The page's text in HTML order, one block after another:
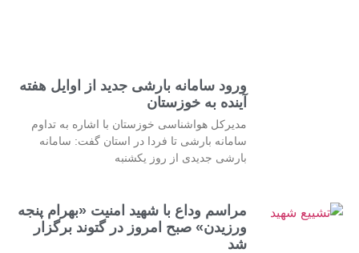
ورود سامانه بارشی جدید از اوایل هفته
آینده به خوزستان
مدیرکل هواشناسی خوزستان با اشاره به تداوم
سامانه بارشی تا فردا در استان گفت: سامانه
بارشی جدیدی از روز یکشنبه
مراسم وداع با شهید امنیت «بهرام پنجه
ورزیدن» صبح امروز در گتوند برگزار
شد